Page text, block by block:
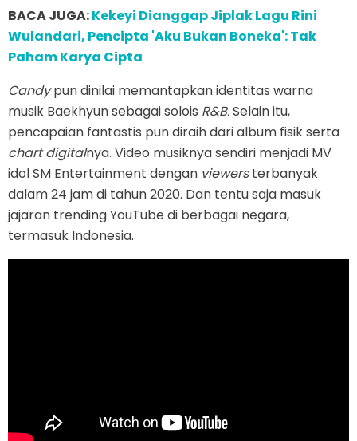
BACA JUGA:Kekeyi Dianggap Jiplak Lagu Rini
Wulandari, Pencipta 'Aku Bukan Boneka': Tak
Paham Karya Cipta
Candypun dinilai memantapkan identitas warna
musik Baekhyun sebagai solois R&B.Selain itu,
pencapaian fantastis pun diraih dari album fisik serta
chart digitalnya. Video musiknya sendiri menjadi MV
idol SM Entertainment dengan viewersterbanyak
dalam 24 jam di tahun 2020. Dan tentu saja masuk
jajaran trending YouTube di berbagai negara,
termasuk Indonesia.